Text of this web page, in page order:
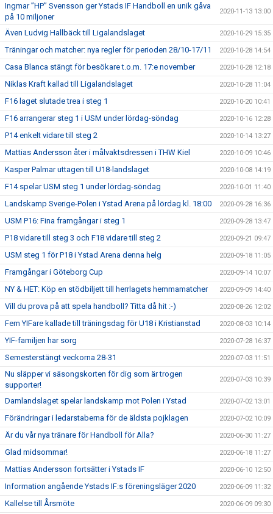
Ingmar ”HP” Svensson ger Ystads IF Handboll en unik gåva
på 10 miljoner
2020-11-13 13:00
Även Ludvig Hallbäck till Ligalandslaget 2020-10-29 15:35
Träningar och matcher: nya regler för perioden 28/10-17/11 2020-10-28 14:54
Casa Blanca stängt för besökare t.o.m. 17:e november 2020-10-28 12:18
Niklas Kraft kallad till Ligalandslaget 2020-10-28 11:04
F16 laget slutade trea i steg 1 2020-10-20 10:41
F16 arrangerar steg 1 i USM under lördag-söndag 2020-10-16 12:28
P14 enkelt vidare till steg 2 2020-10-14 13:27
Mattias Andersson åter i målvaktsdressen i THW Kiel 2020-10-09 10:46
Kasper Palmar uttagen till U18-landslaget 2020-10-08 14:19
F14 spelar USM steg 1 under lördag-söndag 2020-10-01 11:40
Landskamp Sverige-Polen i Ystad Arena på lördag kl. 18:00 2020-09-28 16:36
USM P16: Fina framgångar i steg 1 2020-09-28 13:47
P18 vidare till steg 3 och F18 vidare till steg 2 2020-09-21 09:47
USM steg 1 för P18 i Ystad Arena denna helg 2020-09-18 11:05
Framgångar i Göteborg Cup 2020-09-14 10:07
NY & HET: Köp en stödbiljett till herrlagets hemmamatcher 2020-09-09 14:40
Vill du prova på att spela handboll? Titta då hit :-) 2020-08-26 12:02
Fem YIFare kallade till träningsdag för U18 i Kristianstad 2020-08-03 10:14
YIF-familjen har sorg 2020-07-28 16:37
Semesterstängt veckorna 28-31 2020-07-03 11:51
Nu släpper vi säsongskorten för dig som är trogen
supporter!
2020-07-03 10:39
Damlandslaget spelar landskamp mot Polen i Ystad 2020-07-02 13:01
Förändringar i ledarstaberna för de äldsta pojklagen 2020-07-02 10:09
Är du vår nya tränare för Handboll för Alla? 2020-06-30 11:27
Glad midsommar! 2020-06-18 11:27
Mattias Andersson fortsätter i Ystads IF 2020-06-10 12:50
Information angående Ystads IF:s föreningsläger 2020 2020-06-09 11:32
Kallelse till Årsmöte 2020-06-09 09:30